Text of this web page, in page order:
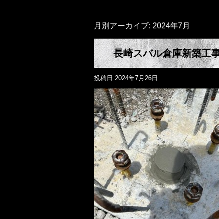
月別アーカイブ: 2024年7月
長崎スバル倉庫新築工
投稿日 2024年7月26日